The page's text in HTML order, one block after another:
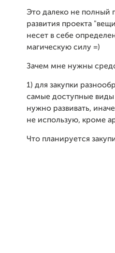
Это далеко не полный
развития проекта
несет в себе
магическую силу =)
Зачем мне нужны
1) для закупки
самые доступные
нужно развивать,
не использую, кроме
Что планируется